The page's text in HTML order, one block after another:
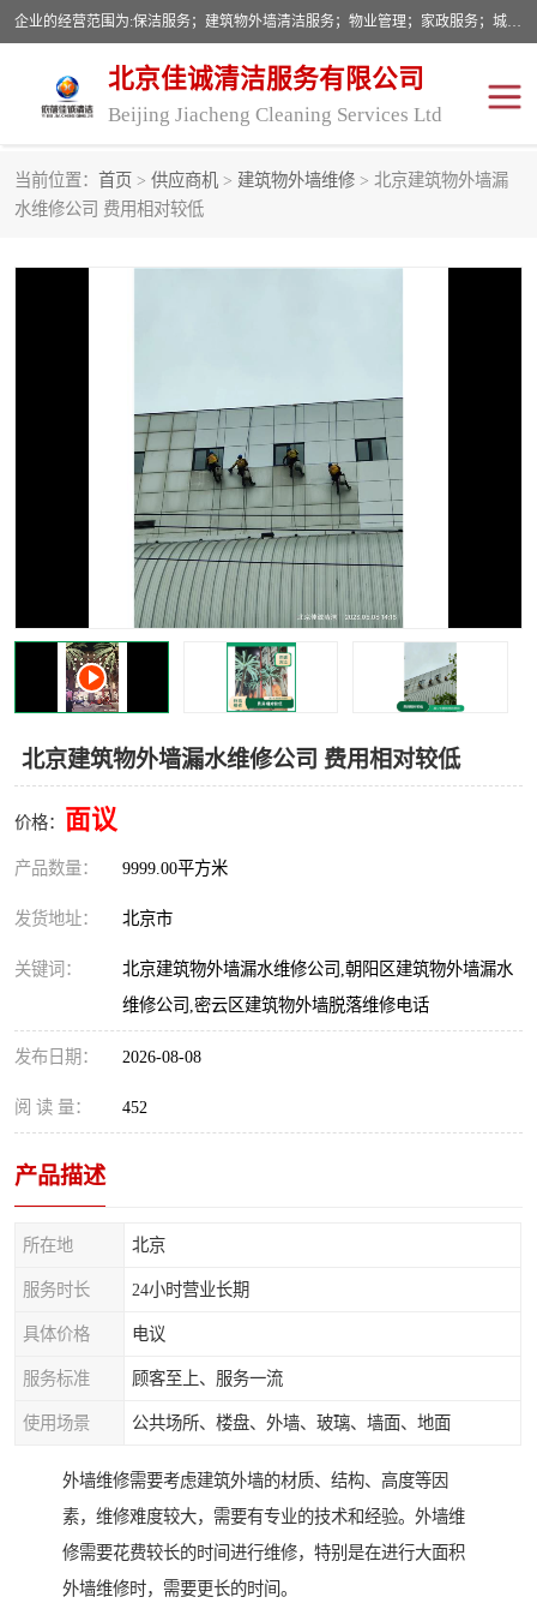
企业的经营范围为:保洁服务；建筑物外墙清洁服务；物业管理；家政服务；城市园林绿化；劳务分包；技术开发、技术转让、技术服务；销售保洁设备、卫生用品、化工产品（不含危险化学品及一类易制毒化学品）、日用品、办公设备、建筑材料、装饰材料；图文设计；清洁服务（不含餐具消毒）；中央空调维修；工程设计；施工总承包；专业承包。
北京佳诚清洁服务有限公司
Beijing Jiacheng Cleaning Services Ltd
当前位置： 首页 > 供应商机 > 建筑物外墙维修 > 北京建筑物外墙漏
水维修公司 费用相对较低
北京建筑物外墙漏水维修公司 费用相对较低
价格： 面议
产品数量： 9999.00平方米
发货地址： 北京市
关键词：
北京建筑物外墙漏水维修公司,朝阳区建筑物外墙漏水
维修公司,密云区建筑物外墙脱落维修电话
发布日期： 2026-08-08
阅 读 量： 452
产品描述
所在地 北京
服务时长 24小时营业长期
具体价格 电议
服务标准 顾客至上、服务一流
使用场景 公共场所、楼盘、外墙、玻璃、墙面、地面
外墙维修需要考虑建筑外墙的材质、结构、高度等因
素，维修难度较大，需要有专业的技术和经验。外墙维
修需要花费较长的时间进行维修，特别是在进行大面积
外墙维修时，需要更长的时间。
外墙清洗
开荒保洁 保洁服务